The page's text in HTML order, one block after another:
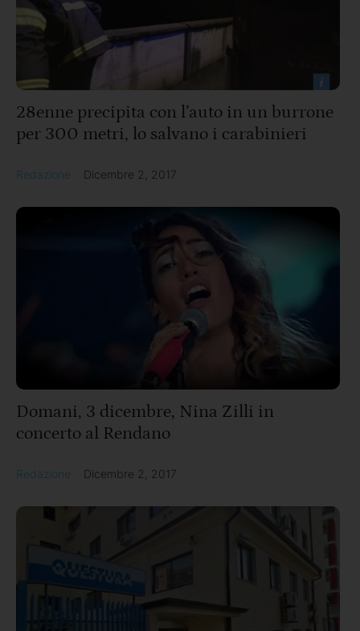
28enne precipita con l’auto in un burrone
per 300 metri, lo salvano i carabinieri
Redazione Dicembre 2, 2017
Domani, 3 dicembre, Nina Zilli in
concerto al Rendano
Redazione Dicembre 2, 2017